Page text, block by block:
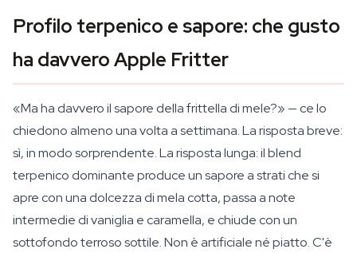
Profilo terpenico e sapore: che gusto
ha davvero Apple Fritter
«Ma ha davvero il sapore della frittella di mele?» — ce lo
chiedono almeno una volta a settimana. La risposta breve:
sì, in modo sorprendente. La risposta lunga: il blend
terpenico dominante produce un sapore a strati che si
apre con una dolcezza di mela cotta, passa a note
intermedie di vaniglia e caramella, e chiude con un
sottofondo terroso sottile. Non è artificiale né piatto. C'è